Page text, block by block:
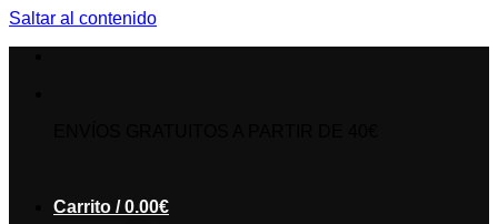
Saltar al contenido
Carrito /0.00€